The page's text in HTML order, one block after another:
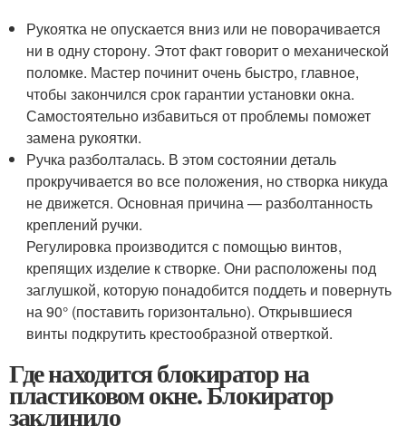
Рукоятка не опускается вниз или не поворачивается
ни в одну сторону. Этот факт говорит о механической
поломке. Мастер починит очень быстро, главное,
чтобы закончился срок гарантии установки окна.
Самостоятельно избавиться от проблемы поможет
замена рукоятки.
Ручка разболталась. В этом состоянии деталь
прокручивается во все положения, но створка никуда
не движется. Основная причина — разболтанность
креплений ручки.
Регулировка производится с помощью винтов,
крепящих изделие к створке. Они расположены под
заглушкой, которую понадобится поддеть и повернуть
на 90° (поставить горизонтально). Открывшиеся
винты подкрутить крестообразной отверткой.
Где находится блокиратор на
пластиковом окне. Блокиратор
заклинило